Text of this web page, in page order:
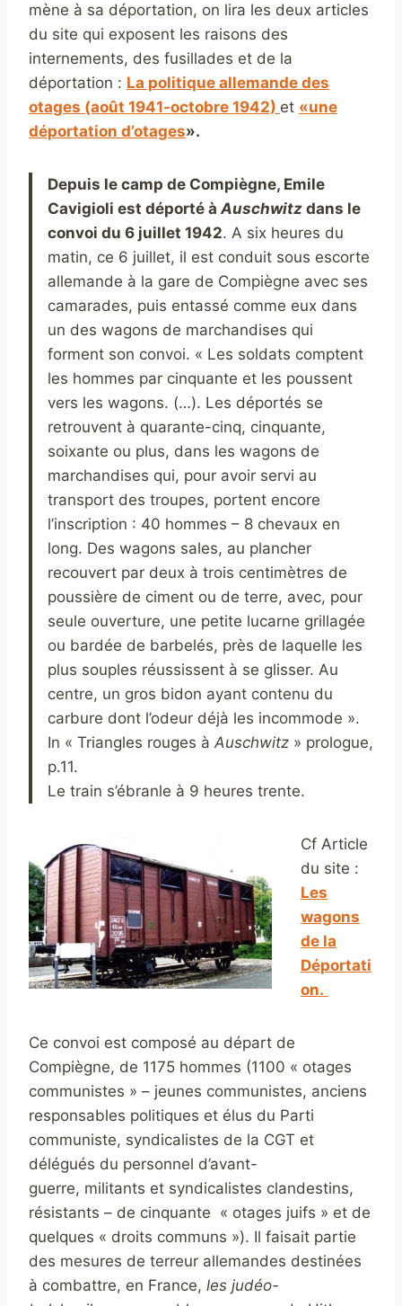
mène à sa déportation, on lira les deux articles
du site qui exposent les raisons des
internements, des fusillades et de la
déportation : La politique allemande des
otages (août 1941-octobre 1942) et «une
déportation d’otages».
Depuis le camp de Compiègne, Emile
Cavigioli est déporté àAuschwitz dans le
convoi du 6 juillet 1942. A six heures du
matin, ce 6 juillet, il est conduit sous escorte
allemande à la gare de Compiègne avec ses
camarades, puis entassé comme eux dans
un des wagons de marchandises qui
forment son convoi. « Les soldats comptent
les hommes par cinquante et les poussent
vers les wagons. (…). Les déportés se
retrouvent à quarante-cinq, cinquante,
soixante ou plus, dans les wagons de
marchandises qui, pour avoir servi au
transport des troupes, portent encore
l’inscription : 40 hommes – 8 chevaux en
long. Des wagons sales, au plancher
recouvert par deux à trois centimètres de
poussière de ciment ou de terre, avec, pour
seule ouverture, une petite lucarne grillagée
ou bardée de barbelés, près de laquelle les
plus souples réussissent à se glisser. Au
centre, un gros bidon ayant contenu du
carbure dont l’odeur déjà les incommode ».
In « Triangles rouges à Auschwitz » prologue,
p.11.
Le train s’ébranle à 9 heures trente.
Cf Article
du site :
Les
wagons
de la
Déportati
on.
Ce convoi est composé au départ de
Compiègne, de 1175 hommes (1100 « otages
communistes » – jeunes communistes, anciens
responsables politiques et élus du Parti
communiste, syndicalistes de la CGT et
délégués du personnel d’avant-
guerre, militants et syndicalistes clandestins,
résistants – de cinquante « otages juifs » et de
quelques « droits communs »). Il faisait partie
des mesures de terreur allemandes destinées
à combattre, en France, les judéo-